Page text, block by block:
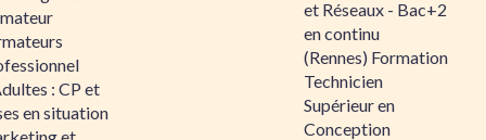
: CP et
en situation
et Réseaux - Bac+2
en continu
(Rennes) Formation
Technicien
Supérieur en
Conception